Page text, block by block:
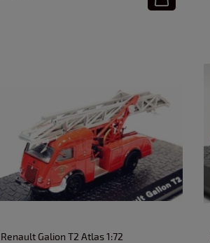
Renault Galion T2 Atlas 1:72